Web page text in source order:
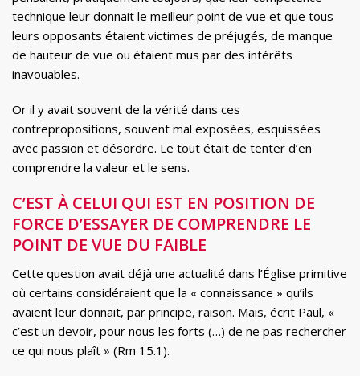
technique leur donnait le meilleur point de vue et que tous
leurs opposants étaient victimes de préjugés, de manque
de hauteur de vue ou étaient mus par des intérêts
inavouables.
Or il y avait souvent de la vérité dans ces
contrepropositions, souvent mal exposées, esquissées
avec passion et désordre. Le tout était de tenter d’en
comprendre la valeur et le sens.
C’EST À CELUI QUI EST EN POSITION DE
FORCE D’ESSAYER DE COMPRENDRE LE
POINT DE VUE DU FAIBLE
Cette question avait déjà une actualité dans l’Église primitive
où certains considéraient que la « connaissance » qu’ils
avaient leur donnait, par principe, raison. Mais, écrit Paul, «
c’est un devoir, pour nous les forts (…) de ne pas rechercher
ce qui nous plaît » (Rm 15.1).